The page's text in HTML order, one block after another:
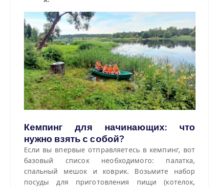
Кемпинг для начинающих: что
нужно взять с собой?
Если вы впервые отправляетесь в кемпинг, вот
базовый список необходимого: палатка,
спальный мешок и коврик. Возьмите набор
посуды для приготовления пищи (котелок,